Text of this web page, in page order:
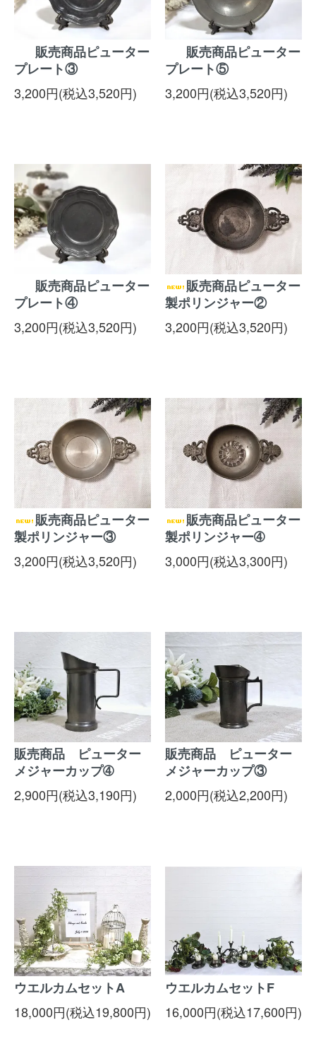
販売商品ピューター
プレート③
3,200円(税込3,520円)
販売商品ピューター
プレート⑤
3,200円(税込3,520円)
販売商品ピューター
プレート④
3,200円(税込3,520円)
販売商品ピューター
製ポリンジャー②
3,200円(税込3,520円)
販売商品ピューター
製ポリンジャー③
3,200円(税込3,520円)
販売商品ピューター
製ポリンジャー➃
3,000円(税込3,300円)
販売商品 ピューター
メジャーカップ➃
2,900円(税込3,190円)
販売商品 ピューター
メジャーカップ③
2,000円(税込2,200円)
ウエルカムセットA
18,000円(税込19,800円)
ウエルカムセットF
16,000円(税込17,600円)